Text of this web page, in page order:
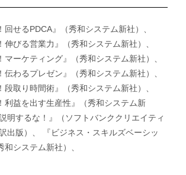
回せるPDCA』（秀和システム新社）、
伸びる営業力』（秀和システム新社）、
マーケティング』（秀和システム新社）、
伝わるプレゼン』（秀和システム新社）、
段取り時間術』（秀和システム新社）、
利益を出す生産性』（秀和システム新
明するな！』（ソフトバンククリエイティ
出版）、 『ビジネス・スキルズベーシッ
システム新社）、